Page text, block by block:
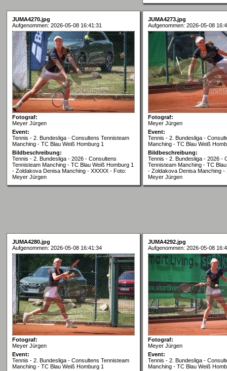
JUMA4270.jpg
Aufgenommen: 2026-05-08 16:41:31
Fotograf:
Meyer Jürgen
Event:
Tennis - 2. Bundesliga - Consultens Tennisteam
Manching - TC Blau Weiß Homburg 1
Bildbeschreibung:
Tennis - 2. Bundesliga - 2026 - Consultens
Tennisteam Manching - TC Blau Weiß Homburg 1
- Zoldakova Denisa Manching - XXXXX - Foto:
Meyer Jürgen
JUMA4273.jpg
Aufgenommen: 2026-05-08
Fotograf:
Meyer Jürgen
Event:
Tennis - 2. Bundesliga -
Manching - TC Blau Weiß
Bildbeschreibung:
Tennis - 2. Bundesliga - 2026 -
Tennisteam Manching - TC
- Zoldakova Denisa Manching -
Meyer Jürgen
JUMA4280.jpg
Aufgenommen: 2026-05-08 16:41:34
Fotograf:
Meyer Jürgen
Event:
Tennis - 2. Bundesliga - Consultens Tennisteam
Manching - TC Blau Weiß Homburg 1
JUMA4292.jpg
Aufgenommen: 2026-05-08
Fotograf:
Meyer Jürgen
Event:
Tennis - 2. Bundesliga -
Manching - TC Blau Weiß